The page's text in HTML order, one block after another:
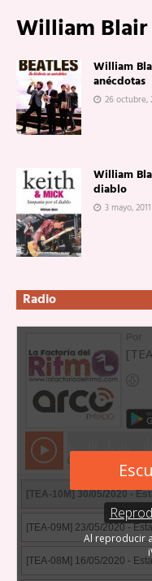
William Blair
William
anécdotas
26 octubre,
William
diablo
3 mayo, 2011
Radio